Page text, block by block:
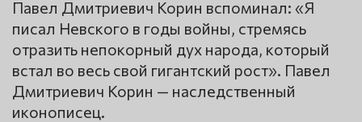
Павел Дмитриевич Корин вспоминал: «Я
писал Невского в годы войны, стремясь
отразить непокорный дух народа, который
встал во весь свой гигантский рост». Павел
Дмитриевич Корин — наследственный
иконописец.